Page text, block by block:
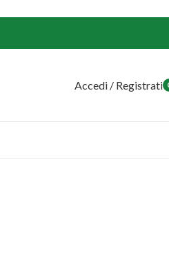
Accedi / Registrati